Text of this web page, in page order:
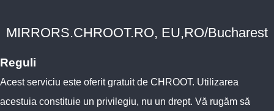
MIRRORS.CHROOT.RO, EU,RO/Bucharest
Reguli
Acest serviciu este oferit gratuit de CHROOT. Utilizarea
acestuia constituie un privilegiu, nu un drept. Vă rugăm să